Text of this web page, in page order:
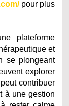
pour plus
plateforme
et
se plongeant
explorer
contribuer
à une gestion